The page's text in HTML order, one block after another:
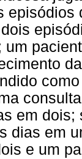
um
em
dias em
e um